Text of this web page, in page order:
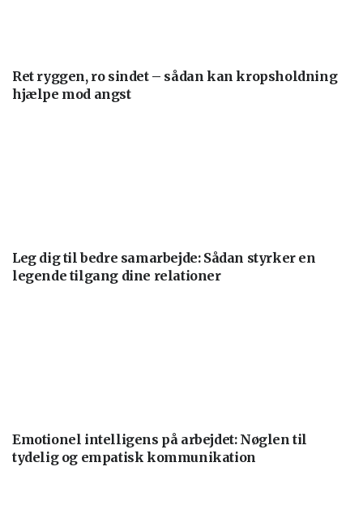
Ret ryggen, ro sindet – sådan kan kropsholdning
hjælpe mod angst
Leg dig til bedre samarbejde: Sådan styrker en
legende tilgang dine relationer
Emotionel intelligens på arbejdet: Nøglen til
tydelig og empatisk kommunikation